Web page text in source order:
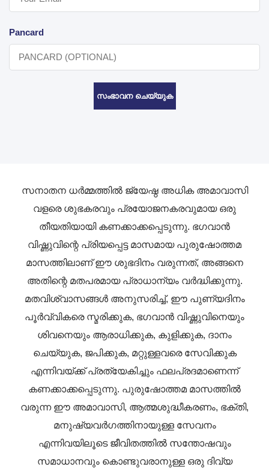
Pancard
സംഭാവന ചെയ്യുക
സനാതന ധർമ്മത്തിൽ ജ്യേഷ്ഠ അധിക അമാവാസി
വളരെ ശുഭകരവും പ്രയോജനകരവുമായ ഒരു
തീയതിയായി കണക്കാക്കപ്പെടുന്നു. ഭഗവാൻ
വിഷ്ണുവിന്റെ പ്രിയപ്പെട്ട മാസമായ പുരുഷോത്തമ
മാസത്തിലാണ് ഈ ശുഭദിനം വരുന്നത്, അങ്ങനെ
അതിന്റെ മതപരമായ പ്രാധാന്യം വർദ്ധിക്കുന്നു.
മതവിശ്വാസങ്ങൾ അനുസരിച്ച്, ഈ പുണ്യദിനം
പൂർവ്വികരെ സ്മരിക്കുക, ഭഗവാൻ വിഷ്ണുവിനെയും
ശിവനെയും ആരാധിക്കുക, കുളിക്കുക, ദാനം
ചെയ്യുക, ജപിക്കുക, മറ്റുള്ളവരെ സേവിക്കുക
എന്നിവയ്ക്ക് പ്രത്യേകിച്ചും ഫലപ്രദമാണെന്ന്
കണക്കാക്കപ്പെടുന്നു. പുരുഷോത്തമ മാസത്തിൽ
വരുന്ന ഈ അമാവാസി, ആത്മശുദ്ധീകരണം, ഭക്തി,
മനുഷ്യവർഗത്തിനായുള്ള സേവനം
എന്നിവയിലൂടെ ജീവിതത്തിൽ സന്തോഷവും
സമാധാനവും കൊണ്ടുവരാനുള്ള ഒരു ദിവ്യ